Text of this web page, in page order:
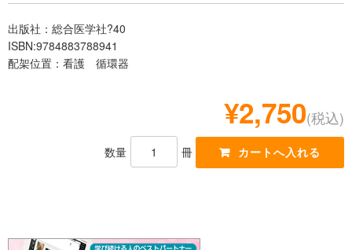
出版社：総合医学社?40
ISBN:9784883788941
配架位置：看護 循環器
¥2,750(税込)
数量 冊